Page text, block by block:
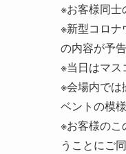
※お客様同士
※新型コロナ
の内容が予
※当日はマス
※会場内では
ベントの模
※お客様のこ
うことにご